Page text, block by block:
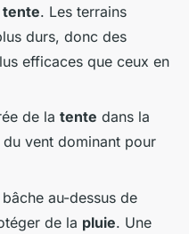
tente. Les terrains
durs, donc des
efficaces que ceux en
de la tente dans la
vent dominant pour
au-dessus de
de la pluie. Une